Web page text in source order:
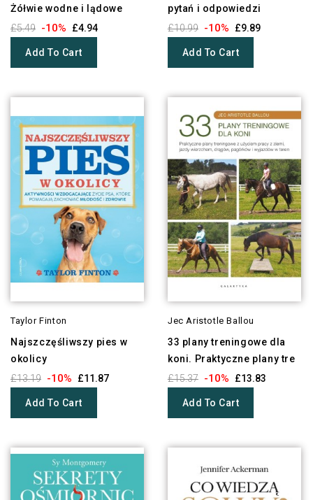
Żółwie wodne i lądowe
£5.49 -10% £4.94
Add To Cart
pytań i odpowiedzi
£10.99 -10% £9.89
Add To Cart
Taylor Finton
Najszczęśliwszy pies w
okolicy
£13.19 -10% £11.87
Add To Cart
Jec Aristotle Ballou
33 plany treningowe dla
koni. Praktyczne plany tre
£15.37 -10% £13.83
Add To Cart